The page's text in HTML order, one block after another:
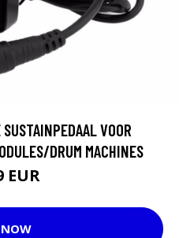
VOOR
DRUM MACHINES
EUR